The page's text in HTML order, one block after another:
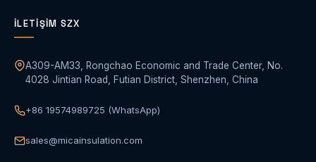
İLETIŞIM SZX
A309-AM33, Rongchao Economic and Trade Center, No.
4028 Jintian Road, Futian District, Shenzhen, China
+86 19574989725 (WhatsApp)
sales@micainsulation.com